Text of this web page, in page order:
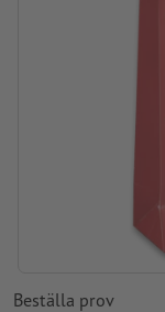
Beställa prov